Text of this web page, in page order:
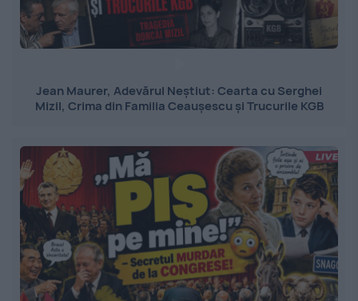
Jean Maurer, Adevărul Neștiut: Cearta cu Serghei
Mizil, Crima din Familia Ceaușescu și Trucurile KGB